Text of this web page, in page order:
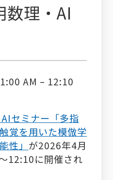
理・AI
AM – 12:10
セミナー「多指
覚を用いた模倣学
性」 が2026年4月
12:10に開催され